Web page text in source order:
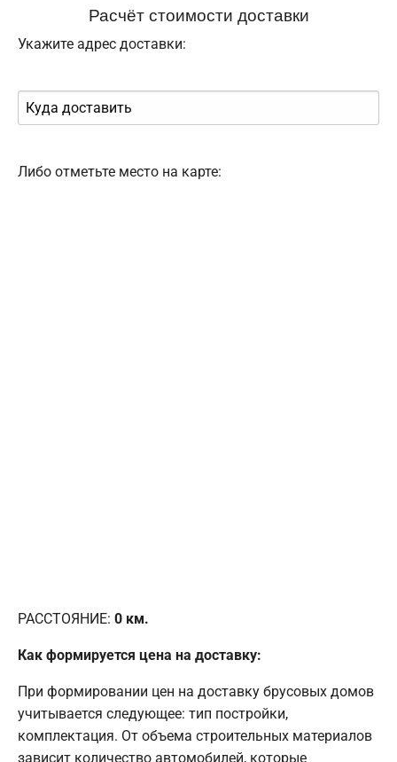
Расчёт стоимости доставки
Укажите адрес доставки:
Либо отметьте место на карте:
РАССТОЯНИЕ: 0 км.
Как формируется цена на доставку:
При формировании цен на доставку брусовых домов
учитывается следующее: тип постройки,
комплектация. От объема строительных материалов
зависит количество автомобилей, которые